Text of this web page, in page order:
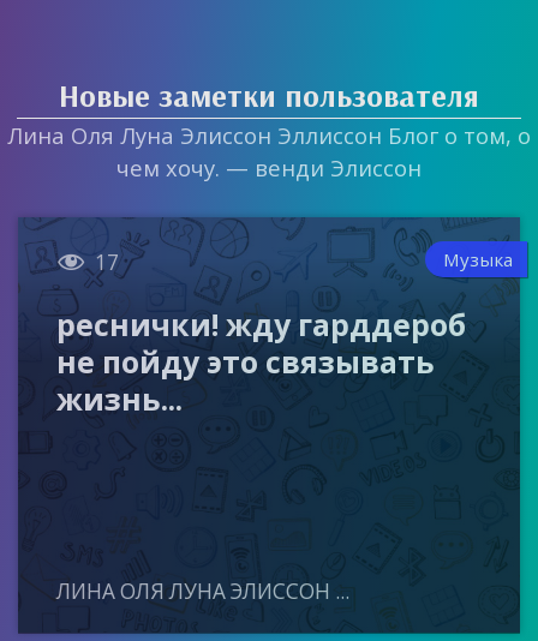
Новые заметки пользователя
Лина Оля Луна Элиссон Эллиссон Блог о том, о
чем хочу. — венди Элиссон
 17 Музыка
реснички! жду гарддероб
не пойду это связывать
жизнь...
ЛИНА ОЛЯ ЛУНА ЭЛИССОН ...